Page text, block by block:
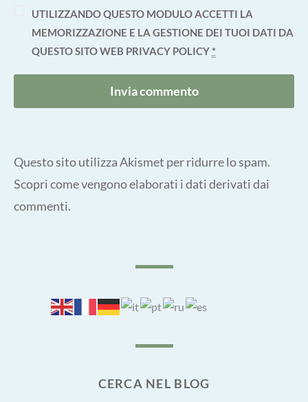
UTILIZZANDO QUESTO MODULO ACCETTI LA
MEMORIZZAZIONE E LA GESTIONE DEI TUOI DATI DA
QUESTO SITO WEB PRIVACY POLICY*
Questo sito utilizza Akismet per ridurre lo spam.
Scopri come vengono elaborati i dati derivati dai
commenti.
CERCA NEL BLOG